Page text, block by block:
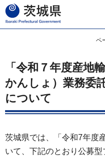
茨城県
ペ
「令和７年度産地
かんしょ）業務委
について
茨城県では、「令和7年度
いて、下記のとおり公募型